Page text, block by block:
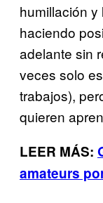
humillación
haciendo
adelante sin
veces solo
trabajos),
quieren
LEER MÁS:
amateurs